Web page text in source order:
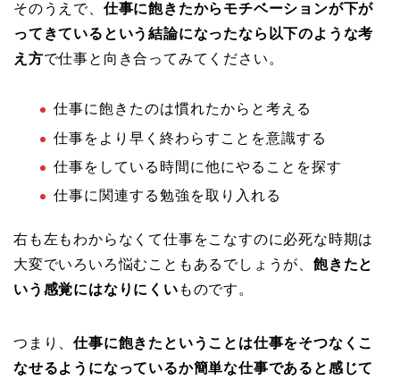
そのうえで、 仕事に飽きたからモチベーションが下が
ってきているという結論になったなら以下のような考
え方で仕事と向き合ってみてください。
仕事に飽きたのは慣れたからと考える
仕事をより早く終わらすことを意識する
仕事をしている時間に他にやることを探す
仕事に関連する勉強を取り入れる
右も左もわからなくて仕事をこなすのに必死な時期は
大変でいろいろ悩むこともあるでしょうが、 飽きたと
いう感覚にはなりにくい ものです。
つまり、仕事に飽きたということは仕事をそつなくこ
なせるようになっているか簡単な仕事であると感じて